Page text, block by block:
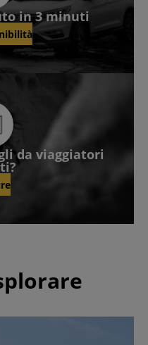
in 3 minuti
da viaggiatori